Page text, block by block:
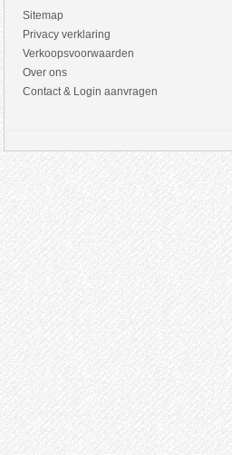
Sitemap
Privacy verklaring
Verkoopsvoorwaarden
Over ons
Contact & Login aanvragen